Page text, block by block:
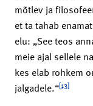
mõtlev ja
et ta tahab
elu: „See teos
meie ajal sellele
kes elab rohkem
jalgadele.“[13]